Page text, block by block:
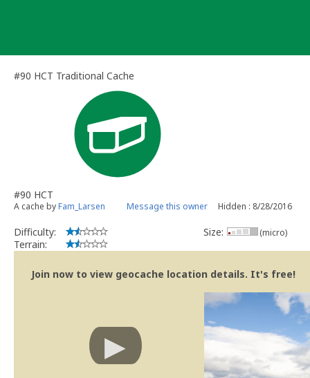
#90 HCT Traditional Cache
#90 HCT
A cache byFam_Larsen Message this owner Hidden : 8/28/2016
Difficulty:
Terrain:
Size: (micro)
Join now to view geocache location details. It's free!